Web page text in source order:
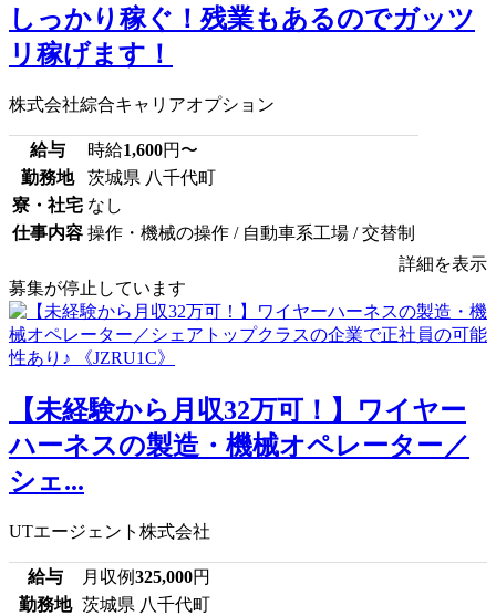
しっかり稼ぐ！残業もあるのでガッツ
リ稼げます！
株式会社綜合キャリアオプション
給与 時給1,600円〜
勤務地
茨城県 八千代町
寮・社宅 なし
仕事内容 操作・機械の操作 / 自動車系工場 / 交替制
詳細を表示
募集が停止しています
【未経験から月収32万可！】ワイヤー
ハーネスの製造・機械オペレーター／
シェ...
UTエージェント株式会社
給与 月収例325,000円
勤務地 茨城県 八千代町